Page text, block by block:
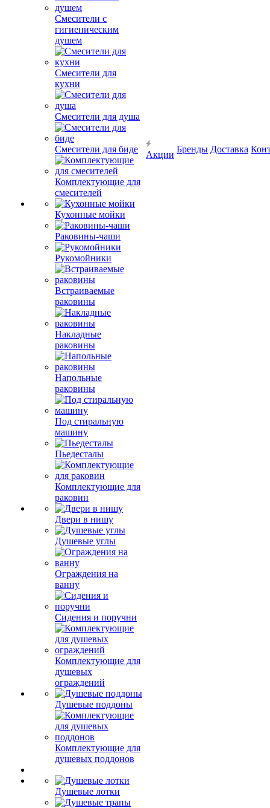
Смесители с
гигиеническим
душем
Смесители для
кухни
Смесители для душа
Смесители для биде
Комплектующие для
смесителей
Кухонные мойки
Раковины-чаши
Рукомойники
Встраиваемые
раковины
Накладные
раковины
Напольные
раковины
Под стиральную
машину
Пьедесталы
Комплектующие для
раковин
Двери в нишу
Душевые углы
Ограждения на
ванну
Сидения и поручни
Комплектующие для
душевых
ограждений
Душевые поддоны
Комплектующие для
душевых поддонов
Душевые лотки
Акции
Бренды Доставка